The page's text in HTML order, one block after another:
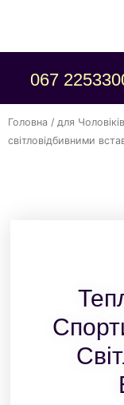
067
Головна / для Чоловіків
світловідбивними